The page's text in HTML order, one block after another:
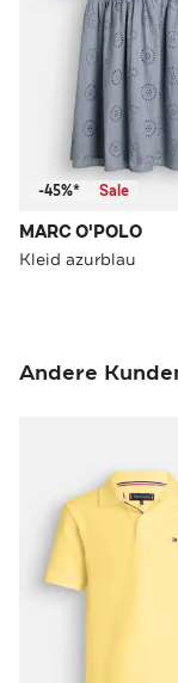
-45%* Sale
MARC O'POLO
Kleid azurblau
Andere